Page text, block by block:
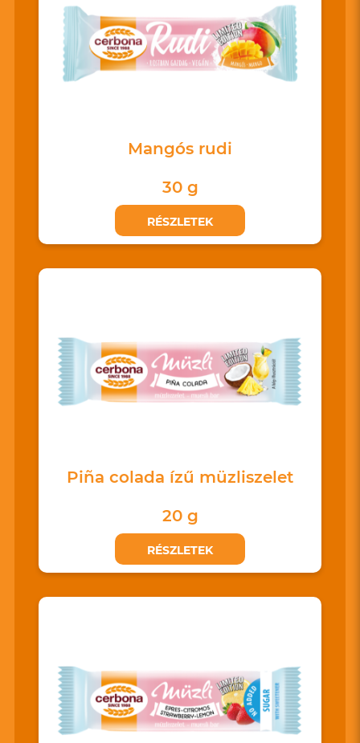
Mangós rudi
30 g
RÉSZLETEK
Piña colada ízű müzliszelet
20 g
RÉSZLETEK